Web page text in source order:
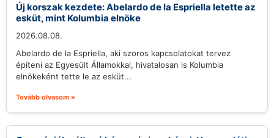
Új korszak kezdete: Abelardo de la Espriella letette az
esküt, mint Kolumbia elnöke
2026.08.08.
Abelardo de la Espriella, aki szoros kapcsolatokat tervez
építeni az Egyesült Államokkal, hivatalosan is Kolumbia
elnökeként tette le az esküt...
Tovább olvasom »